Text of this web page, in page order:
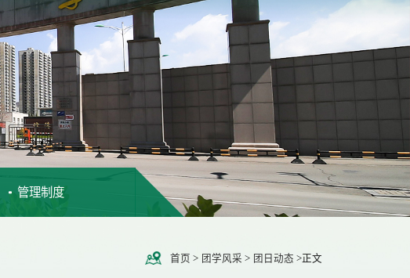
管理制度
首页 > 团学风采 > 团日动态 >正文